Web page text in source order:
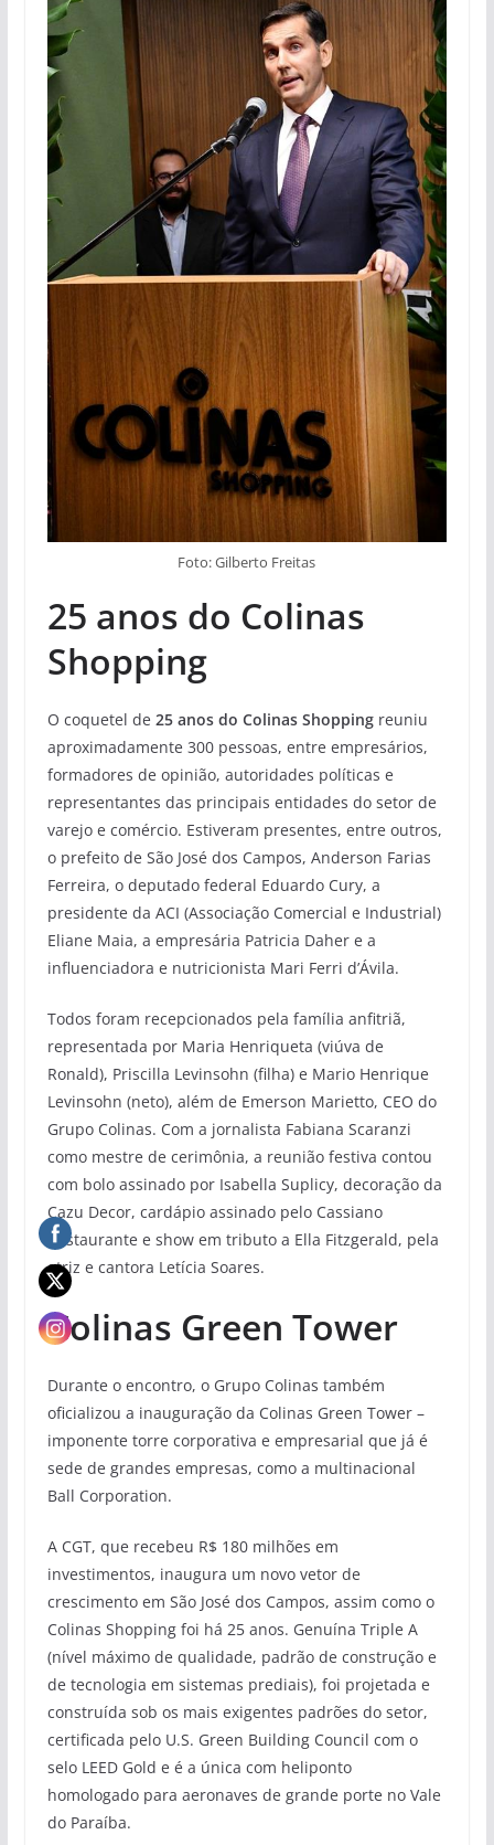
Foto: Gilberto Freitas
25 anos do Colinas
Shopping
O coquetel de 25 anos do Colinas Shoppingreuniu
aproximadamente 300 pessoas, entre empresários,
formadores de opinião, autoridades políticas e
representantes das principais entidades do setor de
varejo e comércio. Estiveram presentes, entre outros,
o prefeito de São José dos Campos, Anderson Farias
Ferreira, o deputado federal Eduardo Cury, a
presidente da ACI (Associação Comercial e Industrial)
Eliane Maia, a empresária Patricia Daher e a
influenciadora e nutricionista Mari Ferri d’Ávila.
Todos foram recepcionados pela família anfitriã,
representada por Maria Henriqueta (viúva de
Ronald), Priscilla Levinsohn (filha) e Mario Henrique
Levinsohn (neto), além de Emerson Marietto, CEO do
Grupo Colinas. Com a jornalista Fabiana Scaranzi
como mestre de cerimônia, a reunião festiva contou
com bolo assinado por Isabella Suplicy, decoração da
Cazu Decor, cardápio assinado pelo Cassiano
Restaurante e show em tributo a Ella Fitzgerald, pela
atriz e cantora Letícia Soares.
Colinas Green Tower
Durante o encontro, o Grupo Colinas também
oficializou a inauguração da Colinas Green Tower –
imponente torre corporativa e empresarial que já é
sede de grandes empresas, como a multinacional
Ball Corporation.
A CGT, que recebeu R$ 180 milhões em
investimentos, inaugura um novo vetor de
crescimento em São José dos Campos, assim como o
Colinas Shopping foi há 25 anos. Genuína Triple A
(nível máximo de qualidade, padrão de construção e
de tecnologia em sistemas prediais), foi projetada e
construída sob os mais exigentes padrões do setor,
certificada pelo U.S. Green Building Council com o
selo LEED Gold e é a única com heliponto
homologado para aeronaves de grande porte no Vale
do Paraíba.